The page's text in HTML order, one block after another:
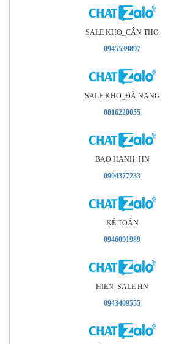
SALE KHO_CÂN THO
0945539897
SALE KHO_ÐÀ NANG
0816220055
BAO HANH_HN
0904377233
KÊ TOÁN
0946091989
HIEN_SALE HN
0943409555